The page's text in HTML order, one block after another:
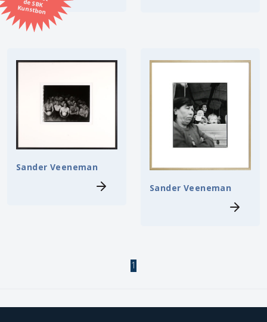
Kunstbon
Kunstenaar
Formaat
Orientatie
Zoeken
Sander Veeneman
Sander Veeneman
1